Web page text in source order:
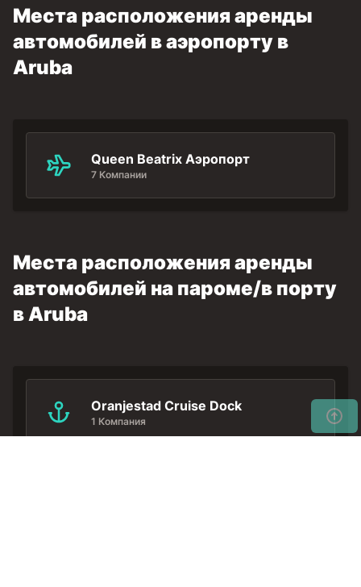
Места расположения аренды
автомобилей в аэропорту в
Aruba
Queen Beatrix Аэропорт
7 Компании
Места расположения аренды
автомобилей на пароме/в порту
в Aruba
Oranjestad Cruise Dock
1 Компания